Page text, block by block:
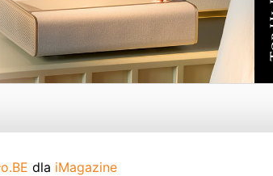
dla iMagazine